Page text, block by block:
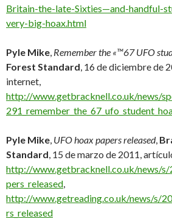
Britain-the-late-Sixties—and-handful-
very-big-hoax.html
Pyle Mike, Remember the «™67 UFO
Forest Standard, 16 de diciembre de
internet,
http://www.getbracknell.co.uk/news/
Pyle Mike, UFO hoax papers released,
Standard, 15 de marzo de 2011,
http://www.getbracknell.co.uk/news/s/
pers_released,
http://www.getreading.co.uk/news/s/
rs_released